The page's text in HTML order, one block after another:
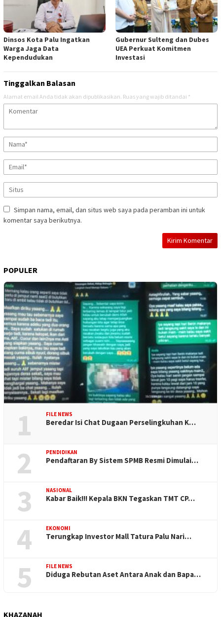
Dinsos Kota Palu Ingatkan
Warga Jaga Data
Kependudukan
Gubernur Sulteng dan Dubes
UEA Perkuat Komitmen
Investasi
Tinggalkan Balasan
Alamat email Anda tidak akan dipublikasikan. Ruas yang wajib ditandai *
Simpan nama, email, dan situs web saya pada peramban ini untuk
komentar saya berikutnya.
POPULER
1 FILE NEWS
Beredar Isi Chat Dugaan Perselingkuhan K…
2 PENDIDIKAN
Pendaftaran By Sistem SPMB Resmi Dimulai…
3 NASIONAL
Kabar Baik!!! Kepala BKN Tegaskan TMT CP…
4 EKONOMI
Terungkap Investor Mall Tatura Palu Nari…
5 FILE NEWS
Diduga Rebutan Aset Antara Anak dan Bapa…
KHAZANAH